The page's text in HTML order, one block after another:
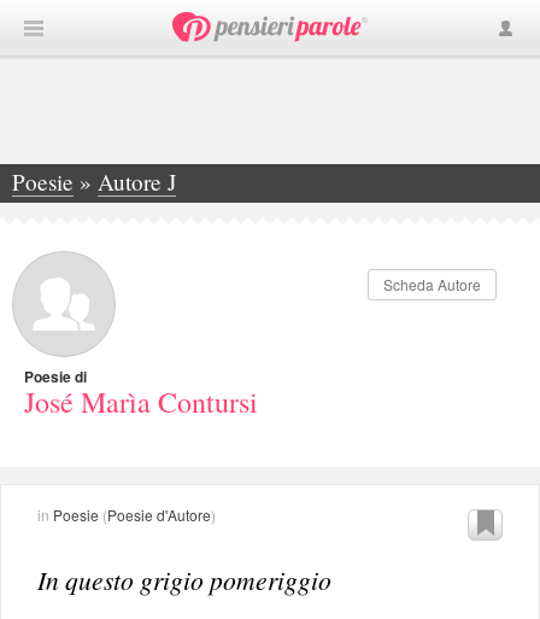
Poesie » Autore J
»José Marìa Contursi
Scheda Autore
Poesie di
José Marìa Contursi
in Poesie (Poesie d'Autore)
In questo grigio pomeriggio